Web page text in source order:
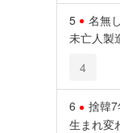
5 名無し
未亡人製
4
6 捨韓
生まれ変